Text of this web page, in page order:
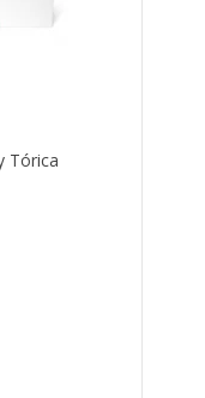
Tórica